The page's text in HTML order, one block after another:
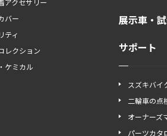
アクセサリー
バー
ティ
レクション
ケミカル
展示車・
サポート
スズキバイ
二輪車の点
オーナーズ
パーツカタ